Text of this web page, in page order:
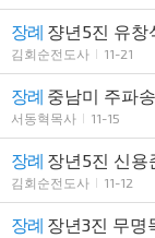
장례 쟝년5진 유
김회순전도사 11-21
장례 중남미 주파
서동혁목사 11-15
장례 장년5진 신
김회순전도사 11-12
장례 장년3진 무명